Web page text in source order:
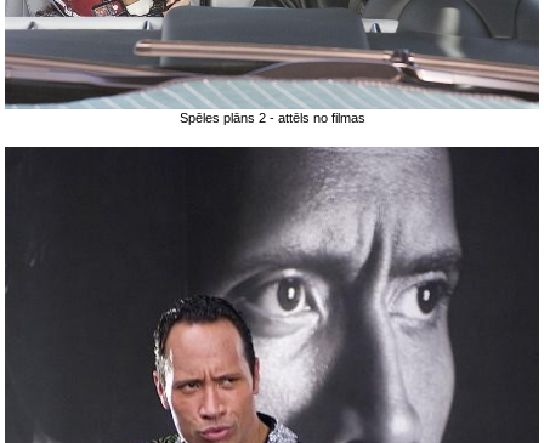
Spēles plāns 2 - attēls no filmas